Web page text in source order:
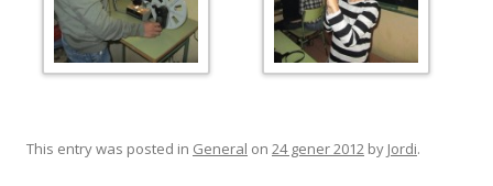
This entry was posted in General on 24 gener 2012 by Jordi.